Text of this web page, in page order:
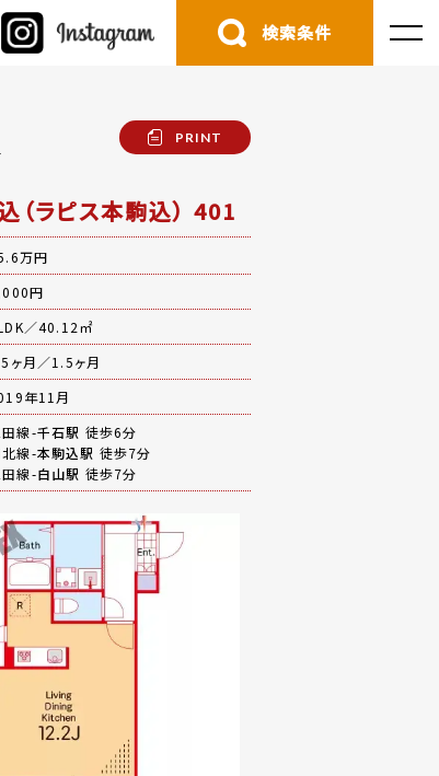
検索条件
PRINT
（ラピス本駒込） 401
万円
円
／40.12㎡
ヶ月／1.5ヶ月
年11月
田線-千石駅 徒歩6分
線-本駒込駅 徒歩7分
田線-白山駅 徒歩7分